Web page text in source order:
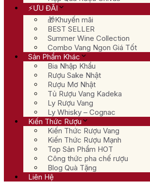
⚡ƯU ĐÃI
🎁Khuyến mãi
BEST SELLER
Summer Wine Collection
Combo Vang Ngon Giá Tốt
Sản Phẩm Khác
Bia Nhập Khẩu
Rượu Sake Nhật
Rượu Mơ Nhật
Tủ Rượu Vang Kadeka
Ly Rượu Vang
Ly Whisky – Cognac
Kiến Thức Rượu
Kiến Thức Rượu Vang
Kiến Thức Rượu Mạnh
Top Sản Phẩm HOT
Công thức pha chế rượu
Blog Quà Tặng
Liên Hệ